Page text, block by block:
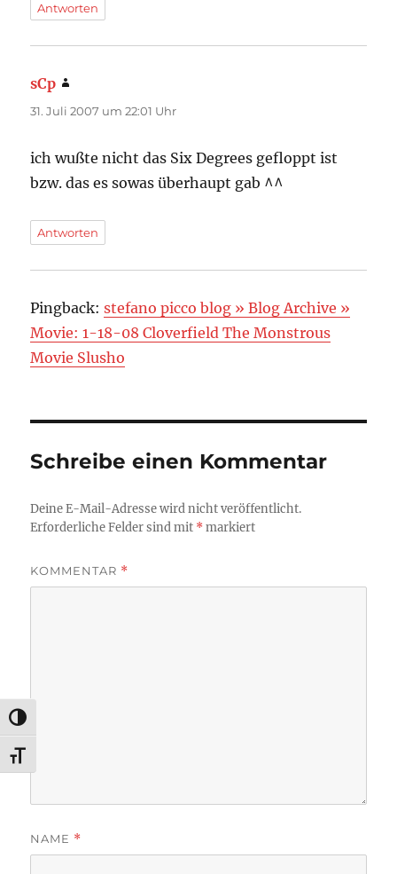
UMSCHALTEN AUF HOHE KONTRASTE
SCHRIFT VERGRÖSSERN
Antworten
sCp
31. Juli 2007 um 22:01 Uhr
ich wußte nicht das Six Degrees gefloppt ist
bzw. das es sowas überhaupt gab ^^
Antworten
Pingback:stefano picco blog » Blog Archive »
Movie: 1-18-08 Cloverfield The Monstrous
Movie Slusho
Schreibe einen Kommentar
Deine E-Mail-Adresse wird nicht veröffentlicht.
Erforderliche Felder sind mit *markiert
KOMMENTAR *
NAME *